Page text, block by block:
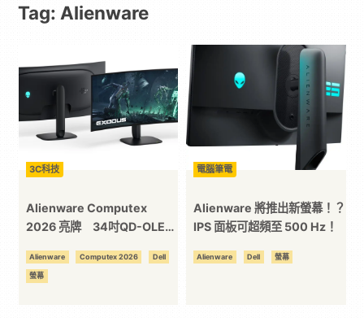
漫
二
次
元
｜
3C
Tag: Alienware
3C科技
Alienware Computex
2026 亮牌 34吋QD-OLED
旗艦
Alienware Computex 2026 Dell
螢幕
電腦筆電
Alienware 將推出新螢幕！？
IPS 面板可超頻至 500 Hz！
Alienware Dell 螢幕